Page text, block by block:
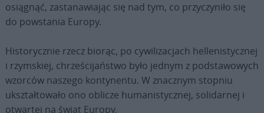
osiągnąć, zastanawiając się nad tym, co przyczyniło się
do powstania Europy.
Historycznie rzecz biorąc, po cywilizacjach hellenistycznej
i rzymskiej, chrześcijaństwo było jednym z podstawowych
wzorców naszego kontynentu. W znacznym stopniu
ukształtowało ono oblicze humanistycznej, solidarnej i
otwartej na świat Europy.